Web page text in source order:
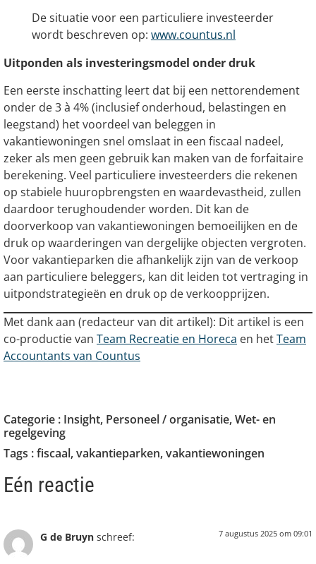
De situatie voor een particuliere investeerder
wordt beschreven op: www.countus.nl
Uitponden als investeringsmodel onder druk
Een eerste inschatting leert dat bij een nettorendement
onder de 3 à 4% (inclusief onderhoud, belastingen en
leegstand) het voordeel van beleggen in
vakantiewoningen snel omslaat in een fiscaal nadeel,
zeker als men geen gebruik kan maken van de forfaitaire
berekening. Veel particuliere investeerders die rekenen
op stabiele huuropbrengsten en waardevastheid, zullen
daardoor terughoudender worden. Dit kan de
doorverkoop van vakantiewoningen bemoeilijken en de
druk op waarderingen van dergelijke objecten vergroten.
Voor vakantieparken die afhankelijk zijn van de verkoop
aan particuliere beleggers, kan dit leiden tot vertraging in
uitpondstrategieën en druk op de verkoopprijzen.
Met dank aan (redacteur van dit artikel): Dit artikel is een
co-productie van Team Recreatie en Horeca en hetTeam
Accountants van Countus
Categorie : Insight, Personeel / organisatie,Wet- en
regelgeving
Tags :fiscaal,vakantieparken,vakantiewoningen
Eén reactie
G de Bruyn schreef: 7 augustus 2025 om 09:01